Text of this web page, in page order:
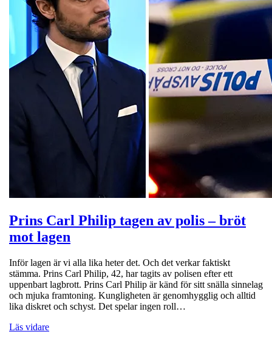
Prins Carl Philip tagen av polis – bröt
mot lagen
Inför lagen är vi alla lika heter det. Och det verkar faktiskt
stämma. Prins Carl Philip, 42, har tagits av polisen efter ett
uppenbart lagbrott. Prins Carl Philip är känd för sitt snälla sinnelag
och mjuka framtoning. Kungligheten är genomhygglig och alltid
lika diskret och schyst. Det spelar ingen roll…
Läs vidare